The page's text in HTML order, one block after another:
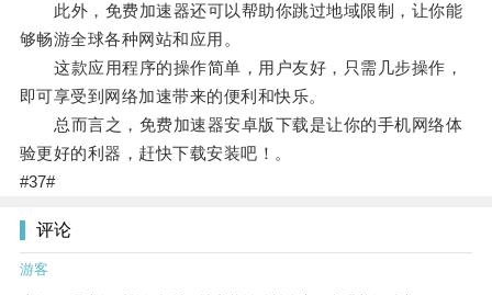
此外，免费加速器还可以帮助你跳过地域限制，让你能
够畅游全球各种网站和应用。
这款应用程序的操作简单，用户友好，只需几步操作，
即可享受到网络加速带来的便利和快乐。
总而言之，免费加速器安卓版下载是让你的手机网络体
验更好的利器，赶快下载安装吧！。
#37#
评论
游客